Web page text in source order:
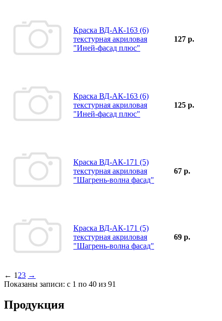
Краска ВД-АК-163 (6)
текстурная акриловая
"Иней-фасад плюс"
127 р.
Краска ВД-АК-163 (6)
текстурная акриловая
"Иней-фасад плюс"
125 р.
Краска ВД-АК-171 (5)
текстурная акриловая
"Шагрень-волна фасад"
67 р.
Краска ВД-АК-171 (5)
текстурная акриловая
"Шагрень-волна фасад"
69 р.
← 1 23 →
Показаны записи: с 1 по 40 из 91
Продукция